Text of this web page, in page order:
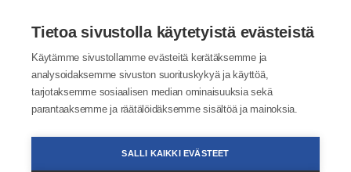
Tietoa sivustolla käytetyistä evästeistä
Käytämme sivustollamme evästeitä kerätäksemme ja
analysoidaksemme sivuston suorituskykyä ja käyttöä,
tarjotaksemme sosiaalisen median ominaisuuksia sekä
parantaaksemme ja räätälöidäksemme sisältöä ja mainoksia.
SALLI KAIKKI EVÄSTEET